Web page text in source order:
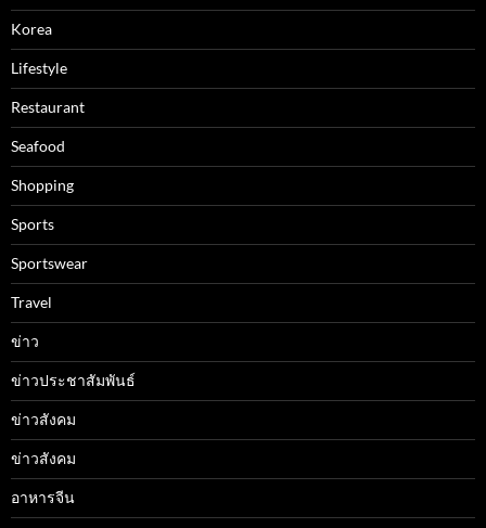
Korea
Lifestyle
Restaurant
Seafood
Shopping
Sports
Sportswear
Travel
ข่าว
ข่าวประชาสัมพันธ์
ข่าวสังคม
ข่าวสังคม
อาหารจีน